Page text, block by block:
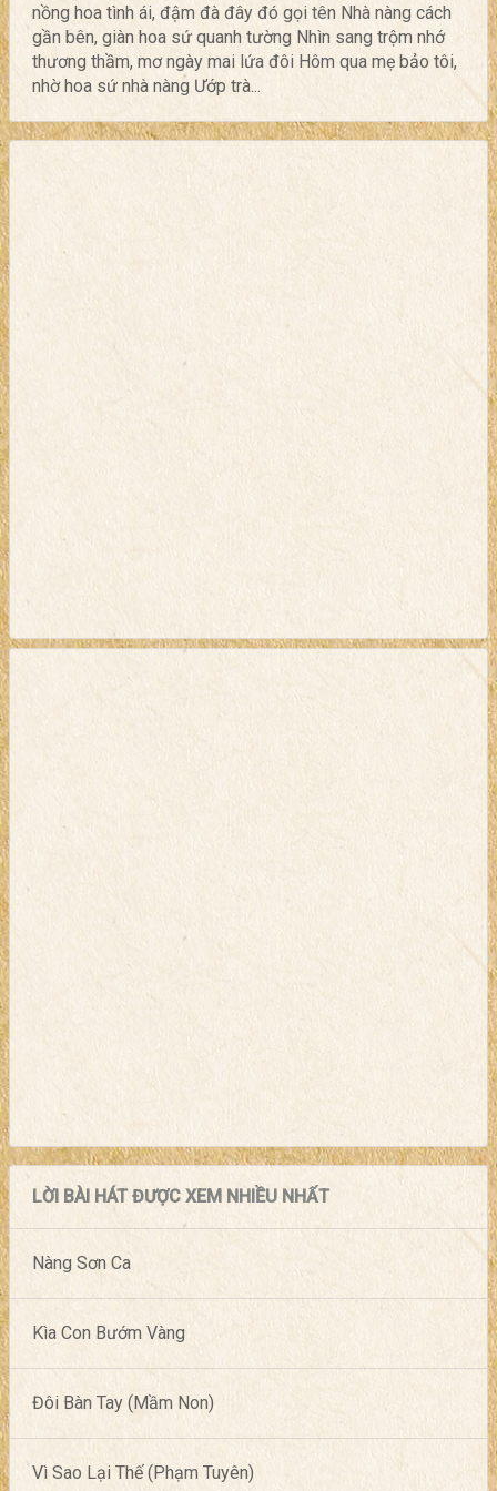
nồng hoa tình ái, đậm đà đây đó gọi tên Nhà nàng cách
gần bên, giàn hoa sứ quanh tường Nhìn sang trộm nhớ
thương thầm, mơ ngày mai lứa đôi Hôm qua mẹ bảo tôi,
nhờ hoa sứ nhà nàng Ướp trà...
LỜI BÀI HÁT ĐƯỢC XEM NHIỀU NHẤT
Nàng Sơn Ca
Kìa Con Bướm Vàng
Đôi Bàn Tay (Mầm Non)
Vì Sao Lại Thế (Phạm Tuyên)